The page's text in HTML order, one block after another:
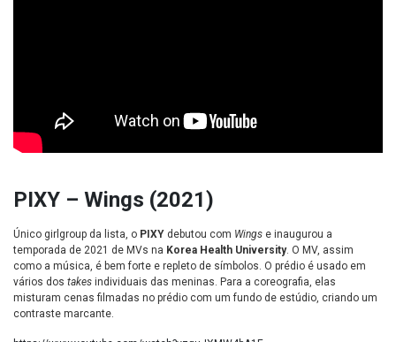
PIXY – Wings (2021)
Único girlgroup da lista, o PIXY debutou com Wings e inaugurou a
temporada de 2021 de MVs na Korea Health University. O MV, assim
como a música, é bem forte e repleto de símbolos. O prédio é usado em
vários dos takes individuais das meninas. Para a coreografia, elas
misturam cenas filmadas no prédio com um fundo de estúdio, criando um
contraste marcante.